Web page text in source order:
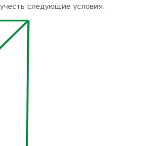
следующие условия.